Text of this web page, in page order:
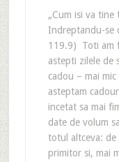
„Cum isi va tine
Indreptandu-se
119.9) Toti am
astepti zilele de
cadou – mai
asteptam
incetat sa mai
date de volum
totul altceva:
primitor si, mai